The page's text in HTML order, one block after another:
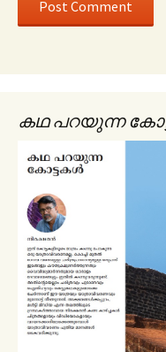
കഥ പറയുന്ന